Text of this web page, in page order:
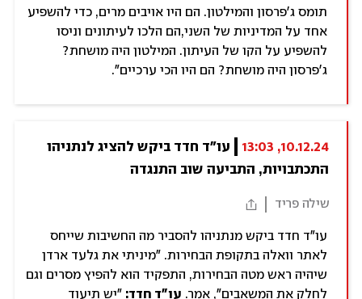
תומס ג'פרסון והמילטון. הם היו אויבים מרים, כדי להשפיע
אחד על המדיניות של השני,הם הלכו לעיתונים וניסו
להשפיע על הקו של העיתון. המילטון היה מושחת?
ג'פרסון היה מושחת? הם היו הכי ערכיים".
10.12.24, 13:03
התכתבויות, התביעה שוב התנגדה
שילה פריד
עו"ד חדד ביקש מנתניהו להסביר מה החשיבות שייחס
לאתר וואלה בתקופת הבחירות. "מיניתי את גלעד ארדן
שיהיה ראש מטה הבחירות, התפקיד הוא להפיץ מסרים וגם
לחלק את המשאבים", אמר. עו"ד חדד: "יש תיעוד